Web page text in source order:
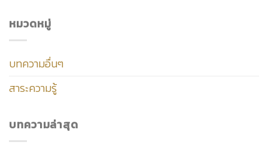
หมวดหมู่
บทความอื่นๆ
สาระความรู้
บทความล่าสุด